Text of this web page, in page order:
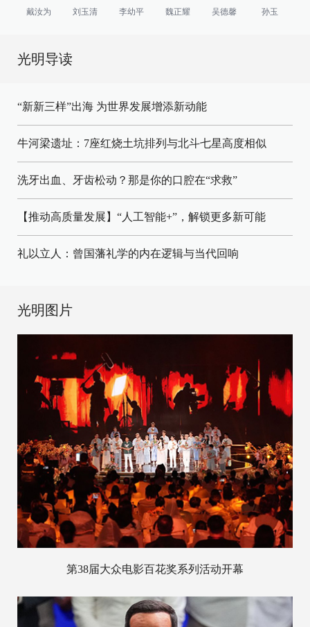
戴汝为
刘玉清 李幼平 魏正耀 吴德馨 孙玉
光明导读
“新新三样”出海 为世界发展增添新动能
牛河梁遗址：7座红烧土坑排列与北斗七星高度相似
洗牙出血、牙齿松动？那是你的口腔在“求救”
【推动高质量发展】“人工智能+”，解锁更多新可能
礼以立人：曾国藩礼学的内在逻辑与当代回响
光明图片
第38届大众电影百花奖系列活动开幕